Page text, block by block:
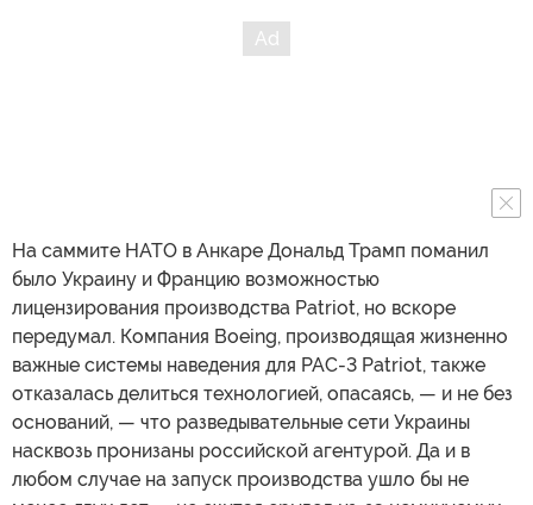
На саммите НАТО в Анкаре Дональд Трамп поманил
было Украину и Францию возможностью
лицензирования производства Patriot, но вскоре
передумал. Компания Boeing, производящая жизненно
важные системы наведения для PAC-3 Patriot, также
отказалась делиться технологией, опасаясь, — и не без
оснований, — что разведывательные сети Украины
насквозь пронизаны российской агентурой. Да и в
любом случае на запуск производства ушло бы не